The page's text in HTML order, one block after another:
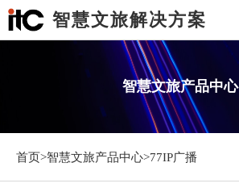
智慧文旅解决方案
智慧文旅产品中心
首页>智慧文旅产品中心>77IP广播